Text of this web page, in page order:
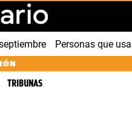
Personas que
TRIBUNAS